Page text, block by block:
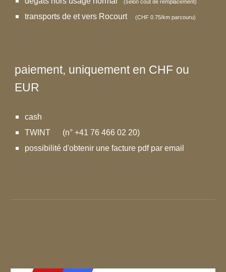
(selon coût de remplacement)
transports de et vers Rocourt(CHF 0.75/km parcouru)
paiement, uniquement en CHF ou
EUR
cash
TWINT (n° +41 76 466 02 20)
possibilité d'obtenir une facture pdf par email